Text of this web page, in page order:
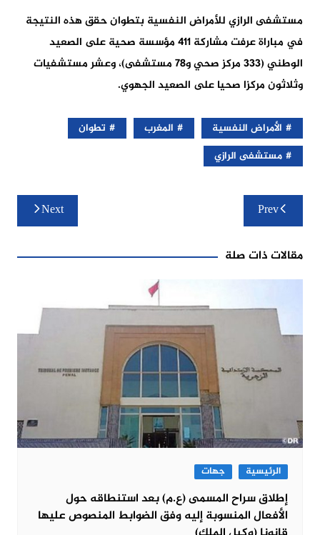
مستشفى الرازي للأمراض النفسية بتطوان حقق هذه النتيجة
في مباراة عرفت مشاركة 411 مؤسسة صحية على الصعيد
الوطني (333 مركز صحي و78 مستشفى)، وعشر مستشفيات
وثلاثون مركزا صحيا على الصعيد الجهوي.
الأمراض النفسية المغرب
تطوان
مستشفى الرازي
تصفّح
المقالات
Prev
Next
مقالات ذات صلة
الرئيسية جهات
إطلاق سراح المسمى (ع.م) بعد استنطاقه حول
الأفعال المنسوبة إليه وفق الضوابط المنصوص عليها